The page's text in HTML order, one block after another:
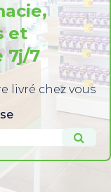
et
7j/7
livré chez vous